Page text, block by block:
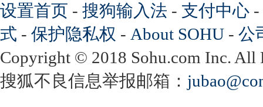
设置首页 - 搜狗输入法 - 支付中心 -
式 - 保护隐私权 - About SOHU - 公
Copyright © 2018 Sohu.com Inc.
搜狐不良信息举报邮箱：